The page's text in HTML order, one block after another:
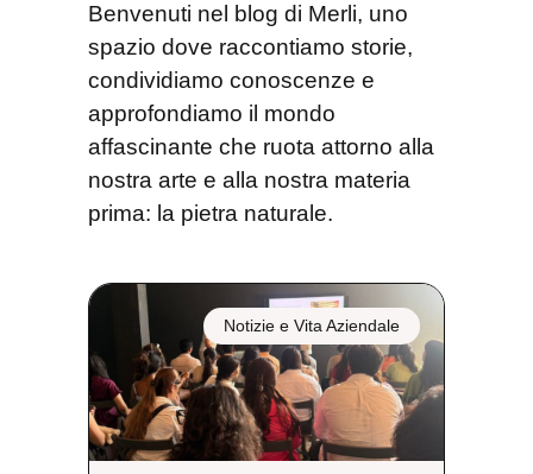
Benvenuti nel blog di Merli, uno
spazio dove raccontiamo storie,
condividiamo conoscenze e
approfondiamo il mondo
affascinante che ruota attorno alla
nostra arte e alla nostra materia
prima: la pietra naturale.
Notizie e Vita Aziendale